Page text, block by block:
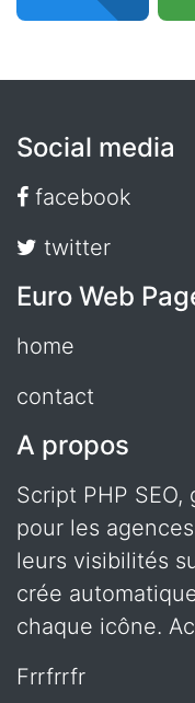
Social media
facebook
twitter
Euro Web
home
contact
A propos
Script PHP SEO, générateur d'icônes, idéal
pour les
leurs visibilités
crée
chaque icône.
frrfrrfr